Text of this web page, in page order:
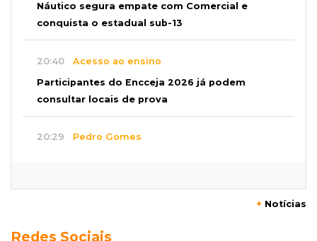
Náutico segura empate com Comercial e
conquista o estadual sub-13
20:40 Acesso ao ensino
Participantes do Encceja 2026 já podem
consultar locais de prova
20:29 Pedro Gomes
Pantanal treina em Goiânia antes de jogo que
+ Notícias
Redes Sociais